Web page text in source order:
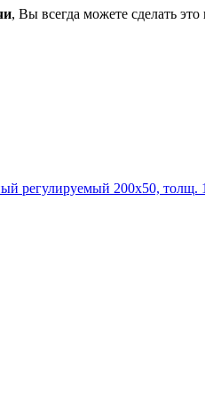
, Вы всегда можете сделать